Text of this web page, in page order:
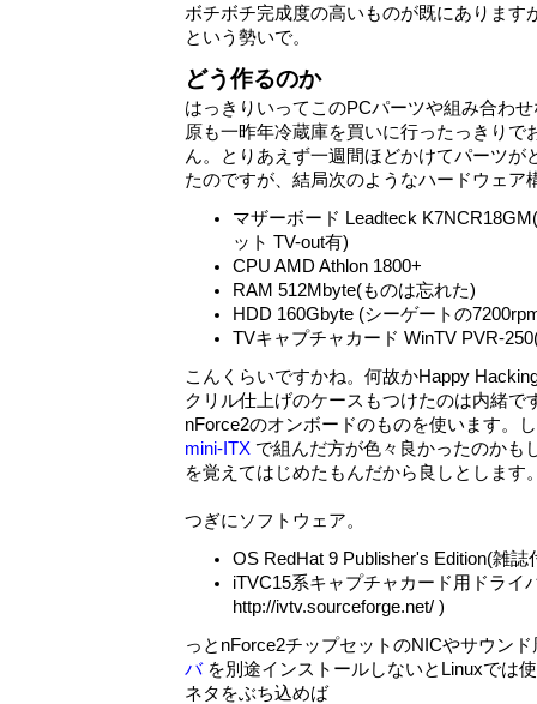
ボチボチ完成度の高いものが既にあります
という勢いで。
どう作るのか
はっきりいってこのPCパーツや組み合わ
原も一昨年冷蔵庫を買いに行ったっきりで
ん。とりあえず一週間ほどかけてパーツが
たのですが、結局次のようなハードウェア
マザーボード Leadteck
ット TV-out有)
CPU AMD Athlon 1800+
RAM 512Mbyte(ものは忘れた)
HDD 160Gbyte (シーゲートの
TVキャプチャカード WinTV PVR-
こんくらいですかね。何故かHappy
クリル仕上げのケースもつけたのは内緒で
nForce2のオンボードのものを使います。
mini-ITX で組んだ方が色々良かったのかも
を覚えてはじめたもんだから良しとします
つぎにソフトウェア。
OS RedHat 9 Publisher's Edition(雑誌
iTVC15系キャプチャカード用ドライ
http://ivtv.sourceforge.net/ )
っとnForce2チップセットのNICやサウン
バを別途インストールしないとLinuxでは
ネタをぶち込めば